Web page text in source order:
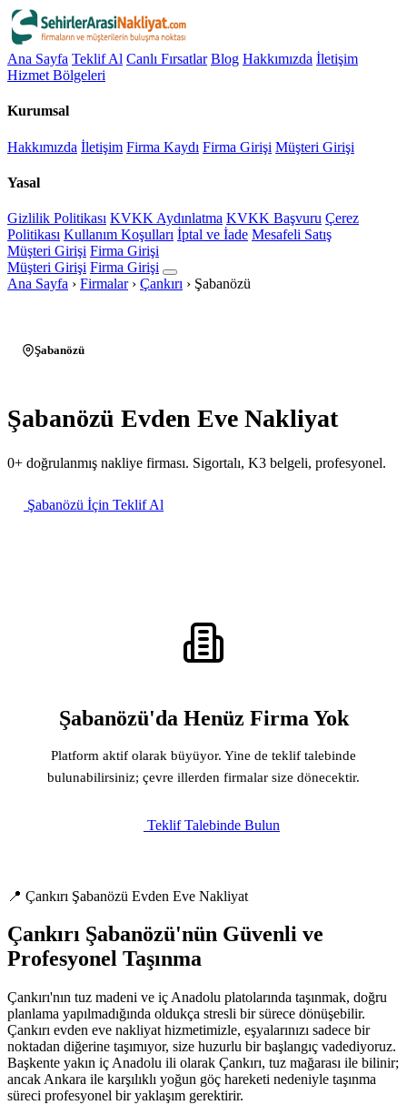
Ana Sayfa Teklif Al Canlı Fırsatlar Blog Hakkımızda İletişim
Hizmet Bölgeleri
Kurumsal
Hakkımızda İletişim Firma Kaydı Firma Girişi Müşteri Girişi
Yasal
Gizlilik Politikası KVKK Aydınlatma KVKK Başvuru Çerez
Politikası Kullanım Koşulları İptal ve İade Mesafeli Satış
Müşteri Girişi Firma Girişi
Müşteri Girişi Firma Girişi
Ana Sayfa › Firmalar › Çankırı › Şabanözü
Şabanözü
Şabanözü Evden Eve Nakliyat
0+ doğrulanmış nakliye firması. Sigortalı, K3 belgeli, profesyonel.
Şabanözü İçin Teklif Al
Şabanözü'da Henüz Firma Yok
Platform aktif olarak büyüyor. Yine de teklif talebinde
bulunabilirsiniz; çevre illerden firmalar size dönecektir.
Teklif Talebinde Bulun
📍 Çankırı Şabanözü Evden Eve Nakliyat
Çankırı Şabanözü'nün Güvenli ve
Profesyonel Taşınma
Çankırı'nın tuz madeni ve iç Anadolu platolarında taşınmak, doğru
planlama yapılmadığında oldukça stresli bir sürece dönüşebilir.
Çankırı evden eve nakliyat hizmetimizle, eşyalarınızı sadece bir
noktadan diğerine taşımıyor, size huzurlu bir başlangıç vadediyoruz.
Başkente yakın iç Anadolu ili olarak Çankırı, tuz mağarası ile bilinir;
ancak Ankara ile karşılıklı yoğun göç hareketi nedeniyle taşınma
süreci profesyonel bir yaklaşım gerektirir.